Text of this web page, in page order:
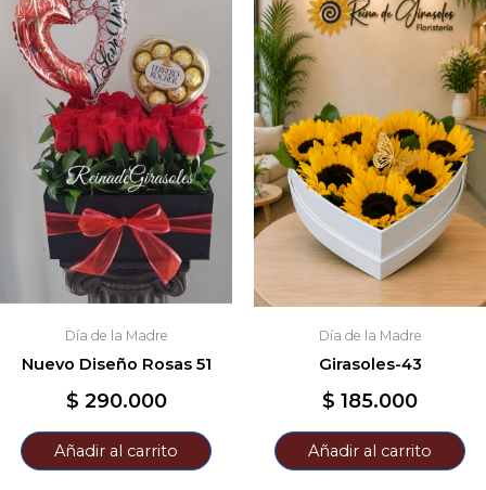
Día de la Madre
Nuevo Diseño Rosas 51
$ 290.000
Añadir al carrito
Día de la Madre
Girasoles-43
$ 185.000
Añadir al carrito